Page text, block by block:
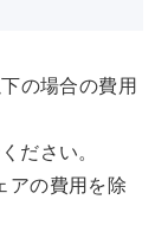
の場合の費用
ださい。
アの費用を除